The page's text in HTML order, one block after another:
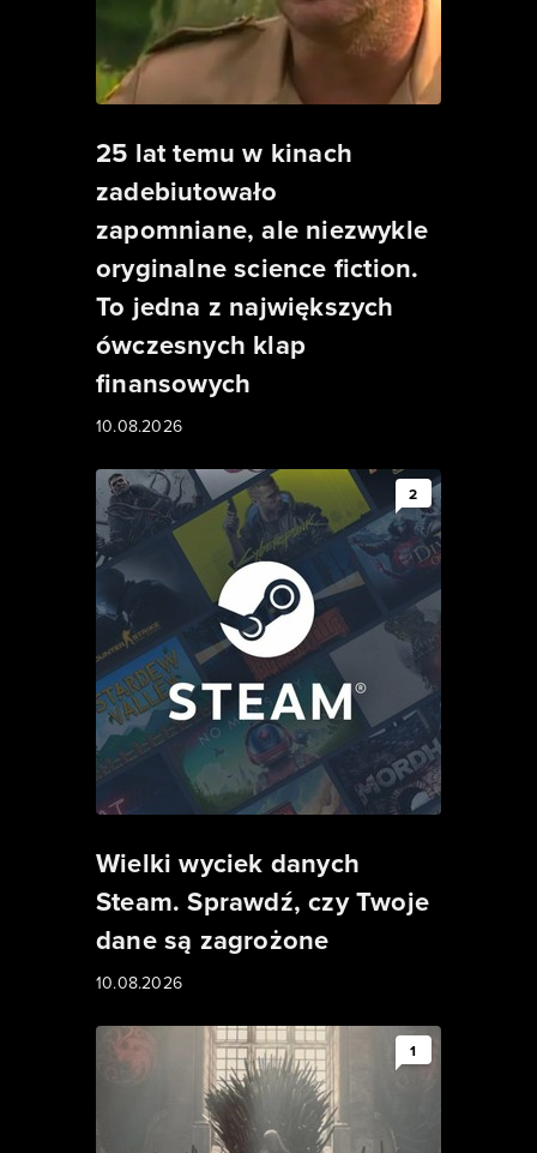
25 lat temu w kinach
zadebiutowało
zapomniane, ale niezwykle
oryginalne science fiction.
To jedna z największych
ówczesnych klap
finansowych
10.08.2026
2
Wielki wyciek danych
Steam. Sprawdź, czy Twoje
dane są zagrożone
10.08.2026
1